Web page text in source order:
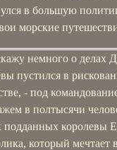
в большую
морские
немного о делах
пустился в
- под
в полтысячи
королевы
который мечтает